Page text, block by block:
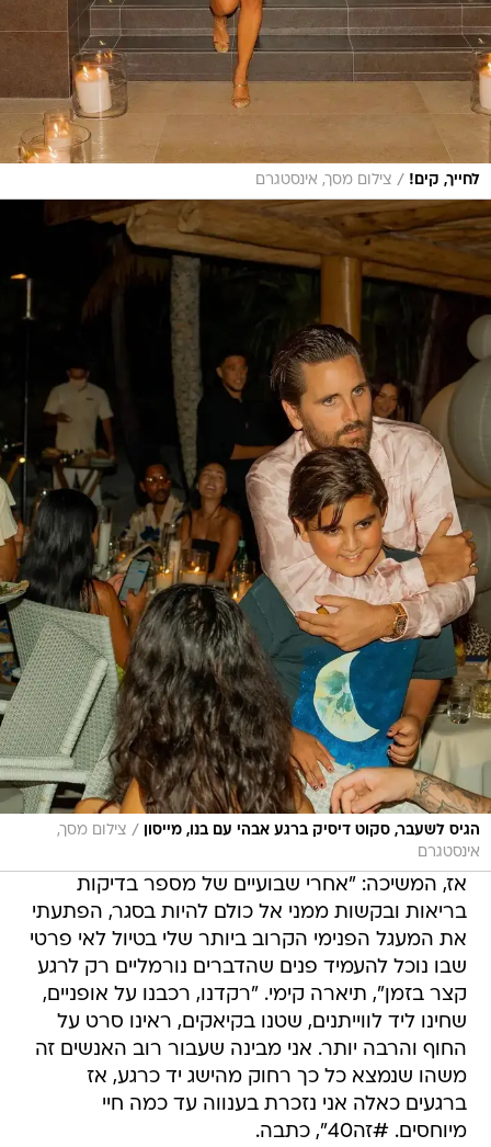
לחייך, קים! / צילום מסך, אינסטגרם
הגיס לשעבר, סקוט דיסיק ברגע אבהי עם בנו, מייסון / צילום מסך,
אינסטגרם
אז, המשיכה: "אחרי שבועיים של מספר בדיקות
בריאות ובקשות ממני אל כולם להיות בסגר, הפתעתי
את המעגל הפנימי הקרוב ביותר שלי בטיול לאי פרטי
שבו נוכל להעמיד פנים שהדברים נורמליים רק לרגע
קצר בזמן", תיארה קימי. "רקדנו, רכבנו על אופניים,
שחינו ליד לווייתנים, שטנו בקיאקים, ראינו סרט על
החוף והרבה יותר. אני מבינה שעבור רוב האנשים זה
משהו שנמצא כל כך רחוק מהישג יד כרגע, אז
ברגעים כאלה אני נזכרת בענווה עד כמה חיי
מיוחסים. #זה40", כתבה.